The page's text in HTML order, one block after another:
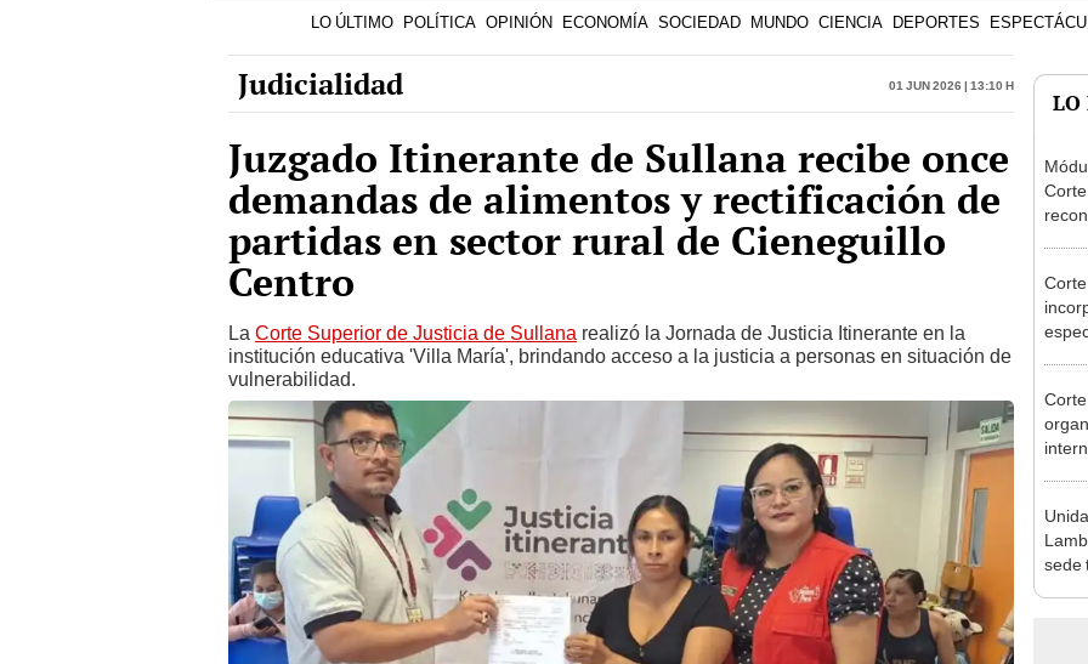
LO ÚLTIMO POLÍTICA OPINIÓN ECONOMÍA SOCIEDAD MUNDO CIENCIA DEPORTES
Judicialidad 01 Jun 2026 | 13:10 h
Juzgado Itinerante de Sullana recibe once
demandas de alimentos y rectificación de
partidas en sector rural de Cieneguillo
Centro
La Corte Superior de Justicia de Sullana realizó la Jornada de Justicia Itinerante en la
institución educativa 'Villa María', brindando acceso a la justicia a personas en situación de
vulnerabilidad.
LO
sede